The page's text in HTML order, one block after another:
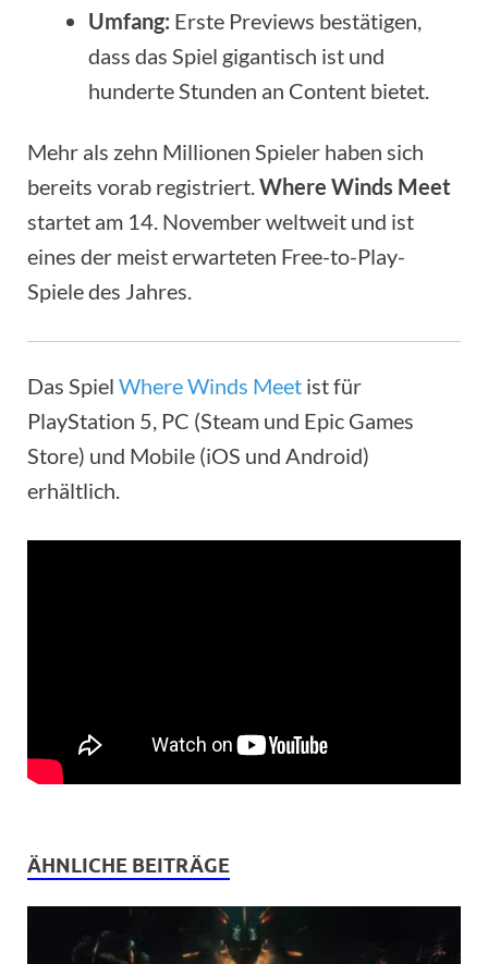
Umfang: Erste Previews bestätigen,
dass das Spiel gigantisch ist und
hunderte Stunden an Content bietet.
Mehr als zehn Millionen Spieler haben sich
bereits vorab registriert. Where Winds Meet
startet am 14. November weltweit und ist
eines der meist erwarteten Free-to-Play-
Spiele des Jahres.
Das Spiel Where Winds Meet ist für
PlayStation 5, PC (Steam und Epic Games
Store) und Mobile (iOS und Android)
erhältlich.
ÄHNLICHE BEITRÄGE